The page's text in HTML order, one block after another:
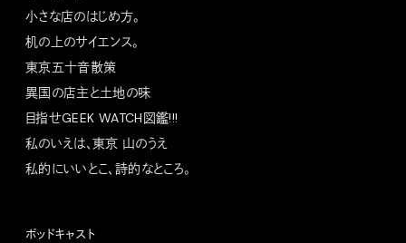
小さな店のはじめ方。
机の上のサイエンス。
東京五十音散策
異国の店主と土地の味
目指せGEEK WATCH図鑑!!!
私のいえは、東京 山のうえ
私的にいいとこ、詩的なところ。
ポッドキャスト